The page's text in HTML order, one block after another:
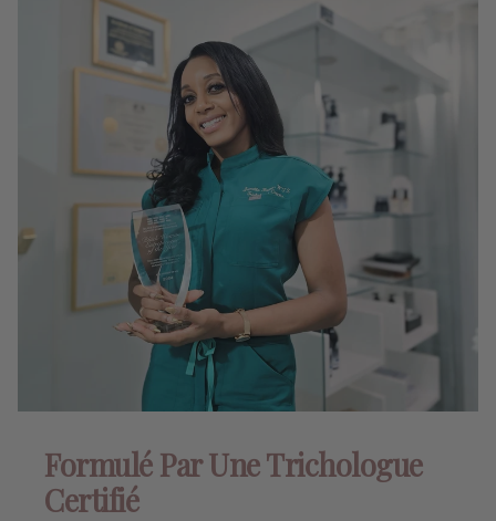
Formulé Par Une Trichologue
Certifié